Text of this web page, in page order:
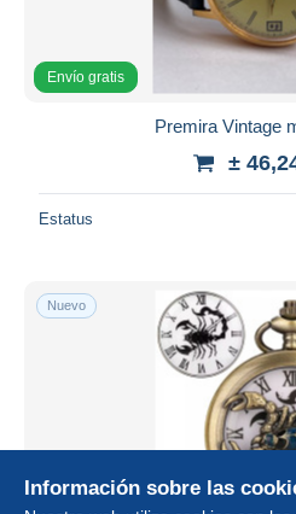
Envío gratis
Premira Vintage
±
Estatus
Nuevo
Información sobre las